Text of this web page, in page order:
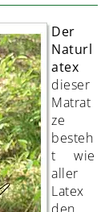
Der
Naturl
atex
dieser
Matrat
ze
besteh
t wie
aller
Latex